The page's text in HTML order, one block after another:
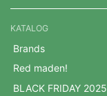
KATALOG
Brands
Red maden!
BLACK FRIDAY 2025